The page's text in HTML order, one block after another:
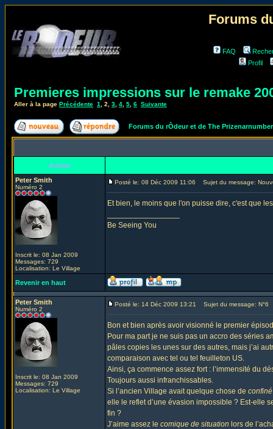
Forums
FAQ
Profil
Premieres impressions sur le remake
Aller à la page Précédente 1 2 3 4 5 6 Suivante
Forums du rÔdeur et de The
Auteur
Peter Smith
Numéro 2
Inscrit le: 08 Jan 2009
Messages: 729
Localisation: Le Village
Posté le: 08 Déc 2009 11:06 Sujet du message:
Et bien, le moins que l'on puisse dire, c'est que
Be Seeing You
Revenir en haut
Peter Smith
Numéro 2
Inscrit le: 08 Jan 2009
Messages: 729
Localisation: Le Village
Posté le: 14 Déc 2009 13:21 Sujet du message: N°6
Bon et bien après avoir visionné le premier
Pour ma part je ne suis pas un accro des séries
pâles copies les unes sur des autres, mais j’ai
comparaison avec tel ou tel feuilleton US.
Ainsi, ça commence assez fort : l’immensité du
Toujours aussi infranchissables.
Si l’ancien Village avait quelque chose de confiné
elle le reflet d’une évasion impossible ? Est-elle
fin ?
J’aime assez le comique de situation lors de